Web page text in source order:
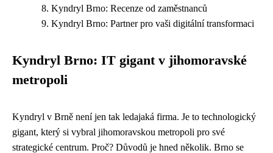
Kyndryl Brno: Recenze od zaměstnanců
Kyndryl Brno: Partner pro vaši digitální transformaci
Kyndryl Brno: IT gigant v jihomoravské
metropoli
Kyndryl v Brně není jen tak ledajaká firma. Je to technologický
gigant, který si vybral jihomoravskou metropoli pro své
strategické centrum. Proč? Důvodů je hned několik. Brno se